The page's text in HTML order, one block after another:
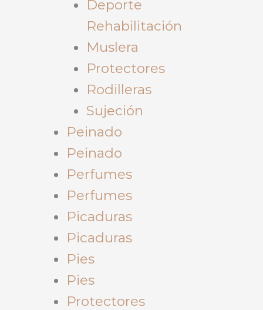
Deporte
Rehabilitación
Muslera
Protectores
Rodilleras
Sujeción
Peinado
Peinado
Perfumes
Perfumes
Picaduras
Picaduras
Pies
Pies
Protectores